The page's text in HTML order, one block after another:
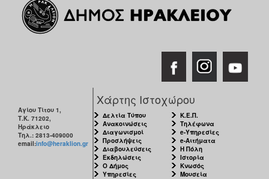
Αγίου Τίτου 1,
Τ.Κ. 71202,
Ηράκλειο
Τηλ.: 2813-409000
email:info@heraklion.gr
Χάρτης Ιστοχώρου
Δελτία Τύπου
Ανακοινώσεις
Διαγωνισμοί
Προσλήψεις
Διαβουλεύσεις
Εκδηλώσεις
Ο Δήμος
Υπηρεσίες
Κ.Ε.Π.
Τηλέφωνα
e-Υπηρεσίες
e-Αιτήματα
Η Πόλη
Ιστορία
Κνωσός
Μουσεία